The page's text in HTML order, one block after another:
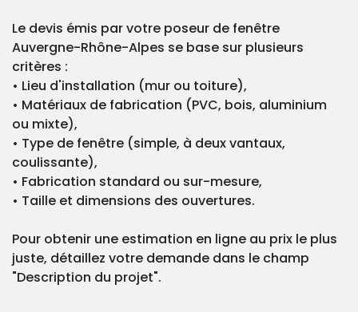
Le devis émis par votre poseur de fenêtre
Auvergne-Rhône-Alpes se base sur plusieurs
critères :
• Lieu d'installation (mur ou toiture),
• Matériaux de fabrication (PVC, bois, aluminium
ou mixte),
• Type de fenêtre (simple, à deux vantaux,
coulissante),
• Fabrication standard ou sur-mesure,
• Taille et dimensions des ouvertures.
Pour obtenir une estimation en ligne au prix le plus
juste, détaillez votre demande dans le champ
"Description du projet".